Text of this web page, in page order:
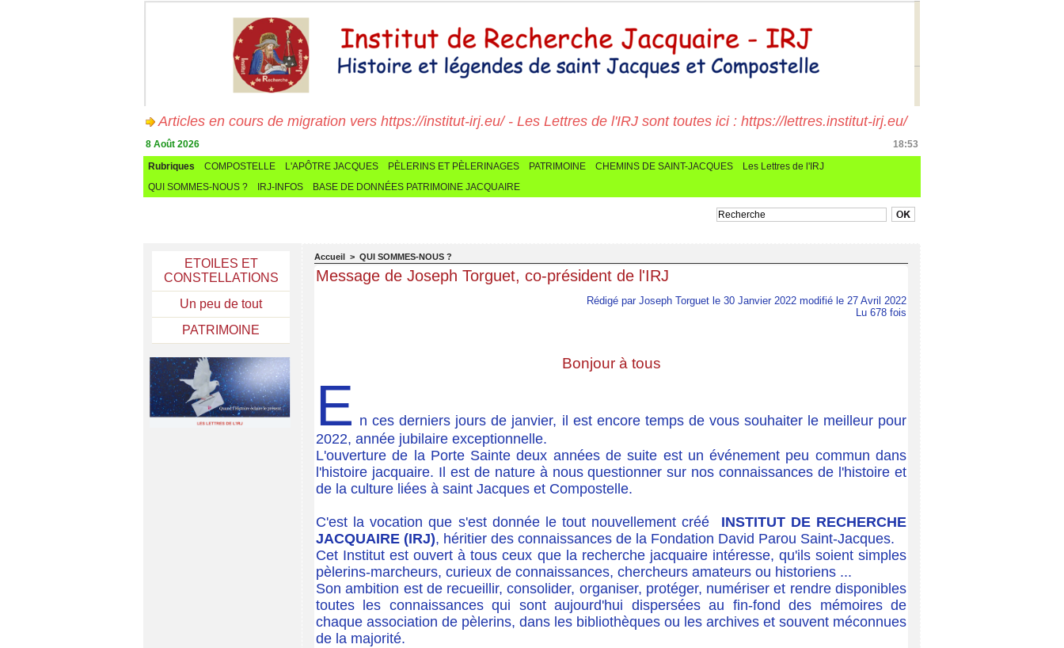
Articles en cours de migration vers https://institut-irj.eu/ - Les Lettres de l'IRJ sont toutes ici : https://lettres.institut-irj.eu/
8 Août 2026
18:53
Rubriques
COMPOSTELLE L'APÔTRE JACQUES PÈLERINS ET PÈLERINAGES PATRIMOINE CHEMINS DE SAINT-JACQUES
Les Lettres de l'IRJ
QUI SOMMES-NOUS ?
IRJ-INFOS BASE DE DONNÉES PATRIMOINE JACQUAIRE
ETOILES ET
CONSTELLATIONS
Un peu de tout
PATRIMOINE
Accueil > QUI SOMMES-NOUS ?
Message de Joseph Torguet, co-président de l'IRJ
Rédigé par Joseph Torguet le 30 Janvier 2022 modifié le 27 Avril 2022
Lu 678 fois
Bonjour à tous
E n ces derniers jours de janvier, il est encore temps de vous souhaiter le meilleur pour
2022, année jubilaire exceptionnelle.
L'ouverture de la Porte Sainte deux années de suite est un événement peu commun dans
l'histoire jacquaire. Il est de nature à nous questionner sur nos connaissances de l'histoire et
de la culture liées à saint Jacques et Compostelle.
C'est la vocation que s'est donnée le tout nouvellement créé INSTITUT DE RECHERCHE
JACQUAIRE (IRJ), héritier des connaissances de la Fondation David Parou Saint-Jacques.
Cet Institut est ouvert à tous ceux que la recherche jacquaire intéresse, qu'ils soient simples
pèlerins-marcheurs, curieux de connaissances, chercheurs amateurs ou historiens ...
Son ambition est de recueillir, consolider, organiser, protéger, numériser et rendre disponibles
toutes les connaissances qui sont aujourd'hui dispersées au fin-fond des mémoires de
chaque association de pèlerins, dans les bibliothèques ou les archives et souvent méconnues
de la majorité.